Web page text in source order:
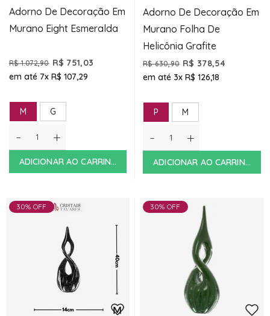
Adorno De Decoração Em
Murano Eight Esmeralda
R$ 1.072,90 R$ 751,03
em até 7x R$ 107,29
M G
- +
ADICIONAR AO CARRINHO
Adorno De Decoração Em
Murano Folha De
Helicônia Grafite
R$ 630,90 R$ 378,54
em até 3x R$ 126,18
P M
- +
ADICIONAR AO CARRINHO
30% OFF 30% OFF